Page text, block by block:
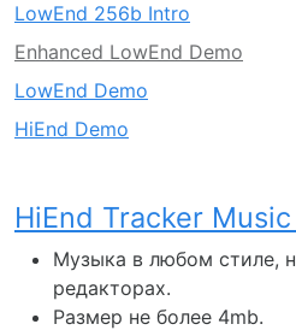
LowEnd 256b Intro
Enhanced LowEnd Demo
LowEnd Demo
HiEnd Demo
HiEnd Tracker
Музыка в любом стиле,
редакторах.
Размер не более 4mb.